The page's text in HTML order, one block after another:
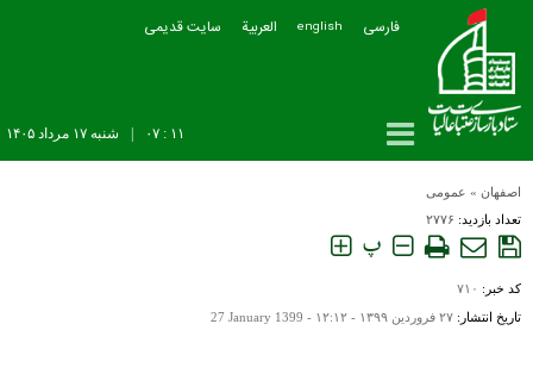
فارسی english العربیة سایت قدیمی
شنبه ۱۷ مرداد ۱۴۰۵ ۱۱ : ۰۷
اصفهان » عمومی
تعداد بازدید: ۲۷۷۶
پ
کد خبر: ۷۱۰
تاریخ انتشار: ۲۷ فروردين ۱۳۹۹ - ۱۲:۱۲ - 27 January 1399